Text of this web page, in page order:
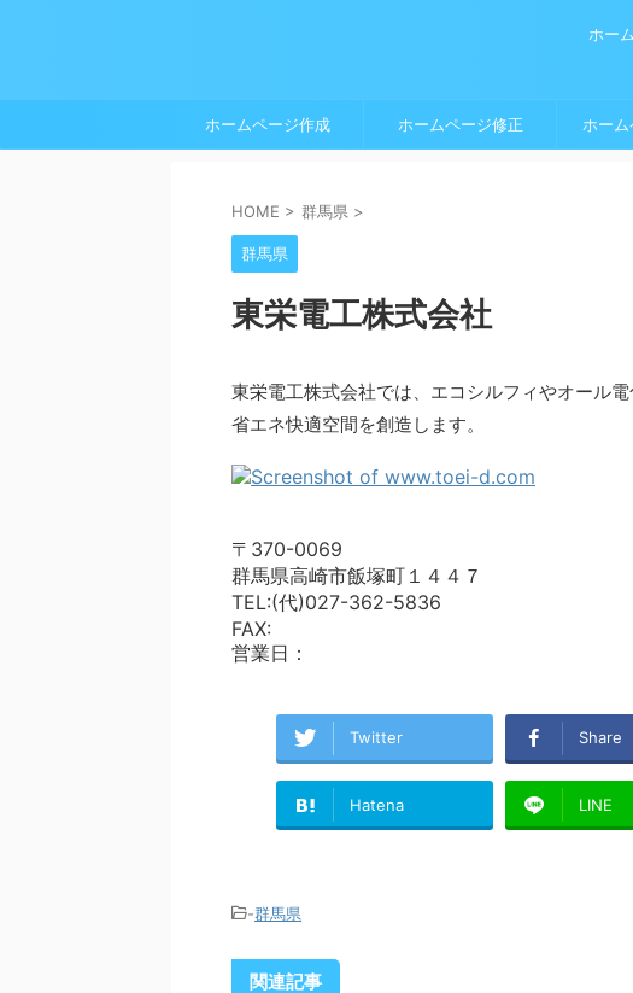
ホー
ホームページ作成 ホームページ修正 ホー
HOME > 群馬県 >
群馬県
東栄電工株式会社
東栄電工株式会社では、エコシルフィやオール
省エネ快適空間を創造します。
〒370-0069
群馬県高崎市飯塚町１４４７
TEL:(代)027-362-5836
FAX:
営業日：
Twitter Share
Hatena LINE
-群馬県
関連記事